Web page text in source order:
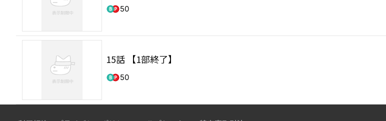
50
15話 【1部終了】
50